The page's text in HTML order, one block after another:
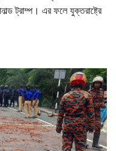
ট্রাম্প। এর ফলে যুক্তরাষ্ট্রে